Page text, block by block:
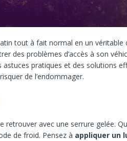
tout à fait normal en un véritable
des problèmes d’accès à son
astuces pratiques et des solutions
de l’endommager.
avec une serrure gelée.
de froid. Pensez à appliquer un